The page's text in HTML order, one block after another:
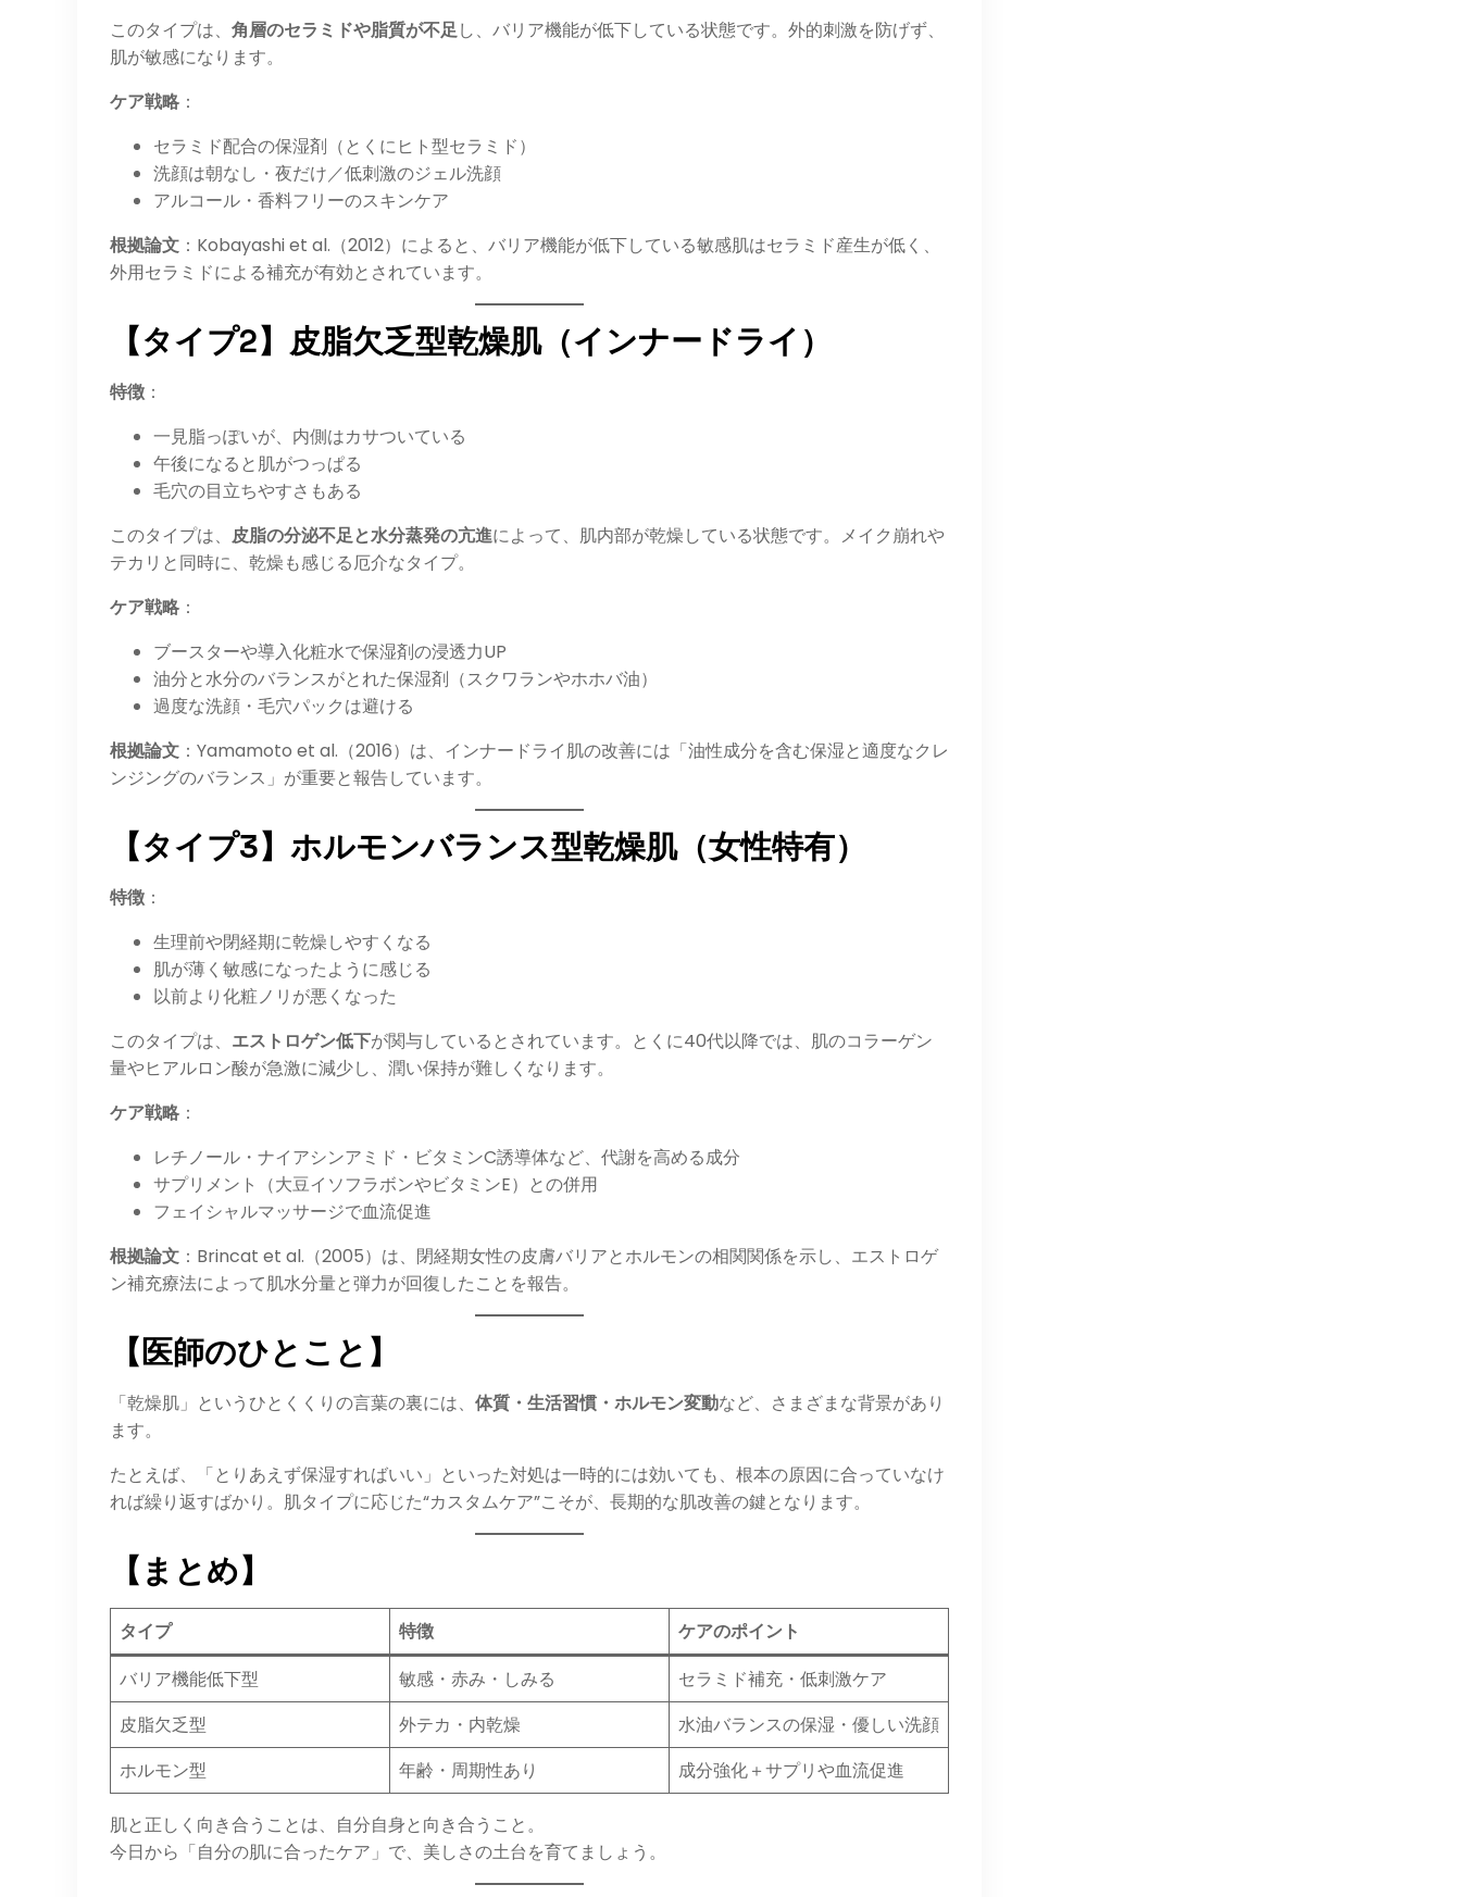
このタイプは、 角層のセラミドや脂質が不足し、バリア機能が低下している状態です。外的刺激を防げず、
肌が敏感になります。
ケア戦略 ：
セラミド配合の保湿剤（とくにヒト型セラミド）
洗顔は朝なし・夜だけ／低刺激のジェル洗顔
アルコール・香料フリーのスキンケア
根拠論文 ：Kobayashi et al.（2012）によると、バリア機能が低下している敏感肌はセラミド産生が低く、
外用セラミドによる補充が有効とされています。
【タイプ2】皮脂欠乏型乾燥肌（インナードライ）
特徴 ：
一見脂っぽいが、内側はカサついている
午後になると肌がつっぱる
毛穴の目立ちやすさもある
このタイプは、 皮脂の分泌不足と水分蒸発の亢進によって、肌内部が乾燥している状態です。メイク崩れや
テカリと同時に、乾燥も感じる厄介なタイプ。
ケア戦略 ：
ブースターや導入化粧水で保湿剤の浸透力UP
油分と水分のバランスがとれた保湿剤（スクワランやホホバ油）
過度な洗顔・毛穴パックは避ける
根拠論文 ：Yamamoto et al.（2016）は、インナードライ肌の改善には「油性成分を含む保湿と適度なクレ
ンジングのバランス」が重要と報告しています。
【タイプ3】ホルモンバランス型乾燥肌（女性特有）
特徴 ：
生理前や閉経期に乾燥しやすくなる
肌が薄く敏感になったように感じる
以前より化粧ノリが悪くなった
このタイプは、 エストロゲン低下が関与しているとされています。とくに40代以降では、肌のコラーゲン
量やヒアルロン酸が急激に減少し、潤い保持が難しくなります。
ケア戦略 ：
レチノール・ナイアシンアミド・ビタミンC誘導体など、代謝を高める成分
サプリメント（大豆イソフラボンやビタミンE）との併用
フェイシャルマッサージで血流促進
根拠論文 ：Brincat et al.（2005）は、閉経期女性の皮膚バリアとホルモンの相関関係を示し、エストロゲ
ン補充療法によって肌水分量と弾力が回復したことを報告。
【医師のひとこと】
「乾燥肌」というひとくくりの言葉の裏には、 体質・生活習慣・ホルモン変動など、さまざまな背景があり
ます。
たとえば、「とりあえず保湿すればいい」といった対処は一時的には効いても、根本の原因に合っていなけ
れば繰り返すばかり。肌タイプに応じた“カスタムケア”こそが、長期的な肌改善の鍵となります。
【まとめ】
タイプ 特徴
ケアのポイント
バリア機能低下型
敏感・赤み・しみる
セラミド補充・低刺激ケア
皮脂欠乏型
外テカ・内乾燥
水油バランスの保湿・優しい洗顔
ホルモン型
年齢・周期性あり 成分強化＋サプリや血流促進
肌と正しく向き合うことは、自分自身と向き合うこと。
今日から「自分の肌に合ったケア」で、美しさの土台を育てましょう。